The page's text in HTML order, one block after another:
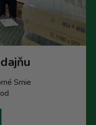
Srnie